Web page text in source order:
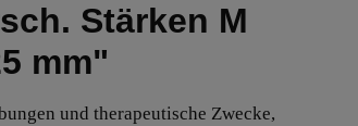
Stärken M
mm"
und therapeutische Zwecke,